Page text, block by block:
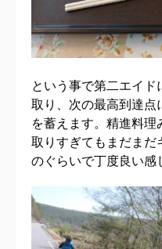
という事で第二エイ
取り、次の最高到達点
を蓄えます。精進料理
取りすぎてもまだまだ
のぐらいで丁度良い感